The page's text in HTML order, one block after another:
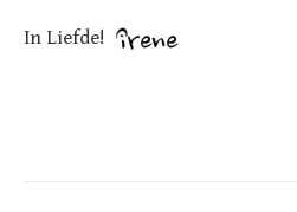
In Liefde!